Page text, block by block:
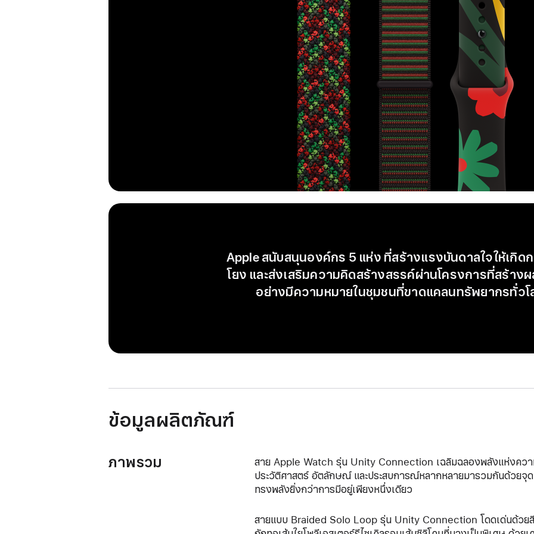
Apple สนับสนุนองค์กร 5 แห่ง ที่สร้างแรงบันดาลใจให้เกิด
โยง และส่งเสริมความคิดสร้างสรรค์ผ่านโครงการที่สร้าง
อย่างมีความหมายในชุมชนที่ขาดแคลนทรัพยากรทั่วโ
ข้อมูลผลิตภัณฑ์
ภาพรวม
สาย Apple Watch รุ่น Unity Connection เฉลิมฉลองพลังแห่งควา
ประวัติศาสตร์ อัตลักษณ์ และประสบการณ์หลากหลายมารวมกันด้วยจุ
ทรงพลังยิ่งกว่าการมีอยู่เพียงหนึ่งเดียว
สายแบบ Braided Solo Loop รุ่น Unity Connection โดดเด่นด้วย